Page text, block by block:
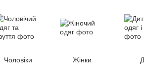
Чоловіки Жінки